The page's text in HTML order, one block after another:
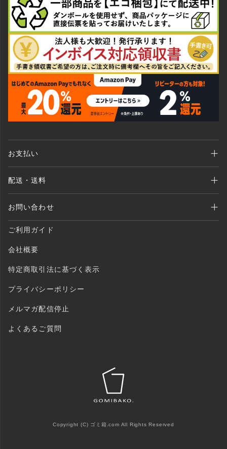
お支払い
がご利用いただけます。
配送・送料
お問い合わせ
MAIL：shopping@monogallery.jp
ご利用ガイド
会社概要
特定商取引法に基づく表示
プライバシーポリシー
メルマガ配信停止
よくあるご質問
Copyright (C) ゴミ箱.com All Rights Reserved